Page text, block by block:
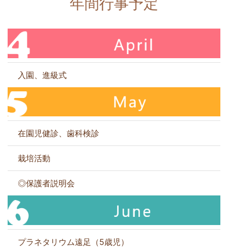
入園、進級式
在園児健診、歯科検診
栽培活動
◎保護者説明会
プラネタリウム遠足（5歳児）